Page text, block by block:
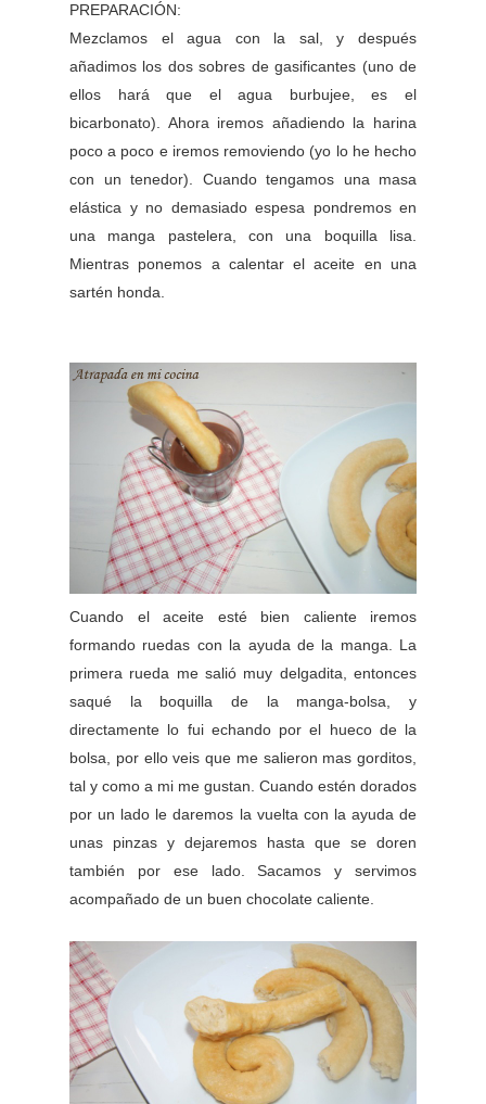
PREPARACIÓN:
Mezclamos el agua con la sal, y después
añadimos los dos sobres de gasificantes (uno de
ellos hará que el agua burbujee, es el
bicarbonato). Ahora iremos añadiendo la harina
poco a poco e iremos removiendo (yo lo he hecho
con un tenedor). Cuando tengamos una masa
elástica y no demasiado espesa pondremos en
una manga pastelera, con una boquilla lisa.
Mientras ponemos a calentar el aceite en una
sartén honda.
Cuando el aceite esté bien caliente iremos
formando ruedas con la ayuda de la manga. La
primera rueda me salió muy delgadita, entonces
saqué la boquilla de la manga-bolsa, y
directamente lo fui echando por el hueco de la
bolsa, por ello veis que me salieron mas gorditos,
tal y como a mi me gustan. Cuando estén dorados
por un lado le daremos la vuelta con la ayuda de
unas pinzas y dejaremos hasta que se doren
también por ese lado. Sacamos y servimos
acompañado de un buen chocolate caliente.